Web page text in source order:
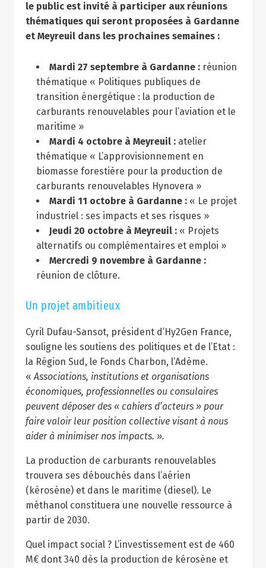
le public est invité à participer aux réunions
thématiques qui seront proposées à Gardanne
et Meyreuil dans les prochaines semaines :
Mardi 27 septembre à Gardanne :réunion
thématique « Politiques publiques de
transition énergétique : la production de
carburants renouvelables pour l’aviation et le
maritime »
Mardi 4 octobre à Meyreuil :atelier
thématique « L’approvisionnement en
biomasse forestière pour la production de
carburants renouvelables Hynovera »
Mardi 11 octobre à Gardanne :« Le projet
industriel : ses impacts et ses risques »
Jeudi 20 octobre à Meyreuil :« Projets
alternatifs ou complémentaires et emploi »
Mercredi 9 novembre à Gardanne :
réunion de clôture.
Un projet ambitieux
Cyril Dufau-Sansot, président d’Hy2Gen France,
souligne les soutiens des politiques et de l’Etat :
la Région Sud, le Fonds Charbon, l’Adème.
«Associations, institutions et organisations
économiques, professionnelles ou consulaires
peuvent déposer des « cahiers d’acteurs » pour
faire valoir leur position collective visant à nous
aider à minimiser nos impacts. ».
La production de carburants renouvelables
trouvera ses débouchés dans l’aérien
(kérosène) et dans le maritime (diesel). Le
méthanol constituera une nouvelle ressource à
partir de 2030.
Quel impact social ? L’investissement est de 460
M€ dont 340 dès la production de kérosène et